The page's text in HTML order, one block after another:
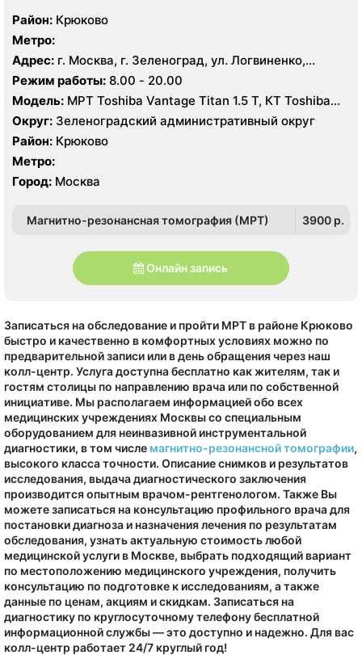
Район: Крюково
Метро:
Адрес: г. Москва, г. Зеленоград, ул. Логвиненко,
корпус 1514
Режим работы: 8.00 - 20.00
Модель: МРТ Toshiba Vantage Titan 1.5 Т, КТ Toshiba
Aquilion Prime CXL 32 среза, УЗИ Toshiba Aplio 500
Округ: Зеленоградский административный округ
Район: Крюково
Метро:
Город: Москва
Магнитно-резонансная томография (МРТ) 3900 p.
Онлайн запись
Записаться на обследование и пройти МРТ в районе Крюково
быстро и качественно в комфортных условиях можно по
предварительной записи или в день обращения через наш
колл-центр. Услуга доступна бесплатно как жителям, так и
гостям столицы по направлению врача или по собственной
инициативе. Мы располагаем информацией обо всех
медицинских учреждениях Москвы со специальным
оборудованием для неинвазивной инструментальной
диагностики, в том числе магнитно-резонансной томографии,
высокого класса точности. Описание снимков и результатов
исследования, выдача диагностического заключения
производится опытным врачом-рентгенологом. Также Вы
можете записаться на консультацию профильного врача для
постановки диагноза и назначения лечения по результатам
обследования, узнать актуальную стоимость любой
медицинской услуги в Москве, выбрать подходящий вариант
по местоположению медицинского учреждения, получить
консультацию по подготовке к исследованиям, а также
данные по ценам, акциям и скидкам. Записаться на
диагностику по круглосуточному телефону бесплатной
информационной службы — это доступно и надежно. Для вас
колл-центр работает 24/7 круглый год!